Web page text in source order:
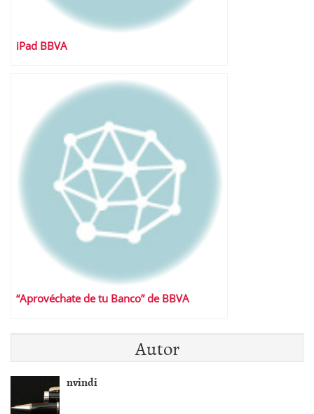
iPad BBVA
“Aprovéchate de tu Banco” de BBVA
Autor
nvindi